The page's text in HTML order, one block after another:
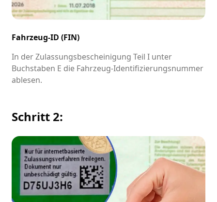
Fahrzeug-ID (FIN)
In der Zulassungsbescheinigung Teil I unter
Buchstaben E die Fahrzeug-Identifizierungsnummer
ablesen.
Schritt 2: